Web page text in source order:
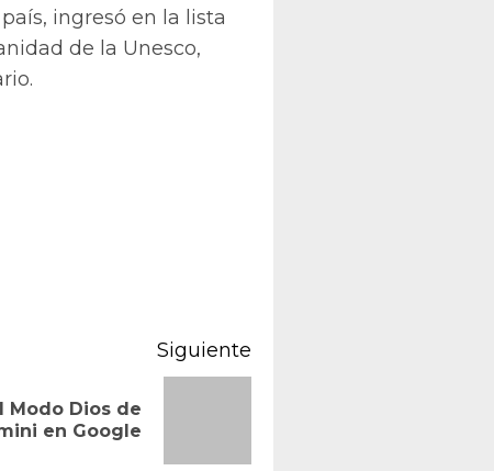
ingresó en la lista
de la Unesco,
Siguiente
Modo Dios de
en Google